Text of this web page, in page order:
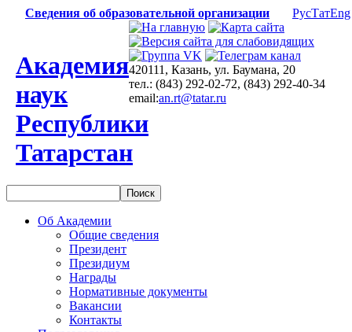
Сведения об образовательной организации РусТатEng
Академия
наук
Республики
Татарстан
420111, Казань, ул. Баумана, 20
тел.: (843) 292-02-72, (843) 292-40-34
email:an.rt@tatar.ru
Об Академии
Общие сведения
Президент
Президиум
Награды
Нормативные документы
Вакансии
Контакты